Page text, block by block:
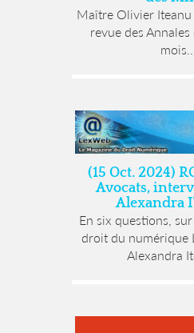
Maître Olivier Iteanu
revue des
mois...
(15 Oct. 2024)
Avocats,
Alexandra
En six questions,
droit du numérique
Alexandra